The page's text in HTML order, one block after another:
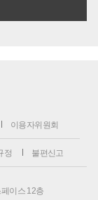
이용자위원회
정 불편신고
이스 12층